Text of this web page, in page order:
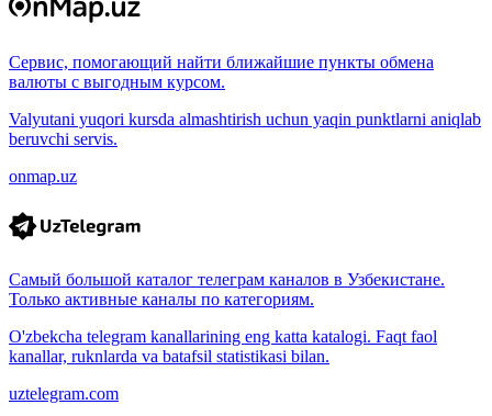
Сервис, помогающий найти ближайшие пункты обмена
валюты с выгодным курсом.
Valyutani yuqori kursda almashtirish uchun yaqin punktlarni aniqlab
beruvchi servis.
onmap.uz
Самый большой каталог телеграм каналов в Узбекистане.
Только активные каналы по категориям.
O'zbekcha telegram kanallarining eng katta katalogi. Faqt faol
kanallar, ruknlarda va batafsil statistikasi bilan.
uztelegram.com